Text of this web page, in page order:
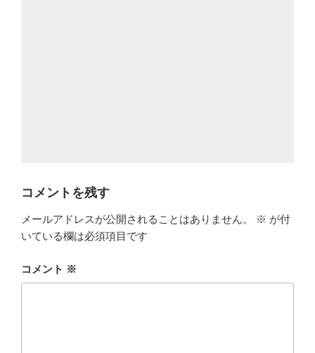
コメントを残す
メールアドレスが公開されることはありません。 ※ が付
いている欄は必須項目です
コメント ※